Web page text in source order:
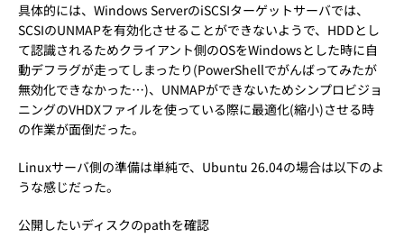
具体的には、Windows ServerのiSCSIターゲットサーバでは、
SCSIのUNMAPを有効化させることができないようで、HDDとし
て認識されるためクライアント側のOSをWindowsとした時に自
動デフラグが走ってしまったり(PowerShellでがんばってみたが
無効化できなかった…)、UNMAPができないためシンプロビジョ
ニングのVHDXファイルを使っている際に最適化(縮小)させる時
の作業が面倒だった。
Linuxサーバ側の準備は単純で、Ubuntu 26.04の場合は以下のよ
うな感じだった。
公開したいディスクのpathを確認